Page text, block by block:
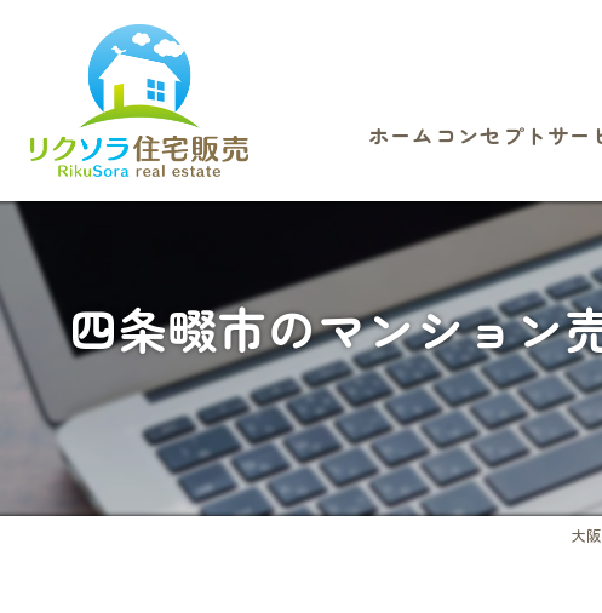
ホーム コンセプト サー
四条畷市のマンション
大